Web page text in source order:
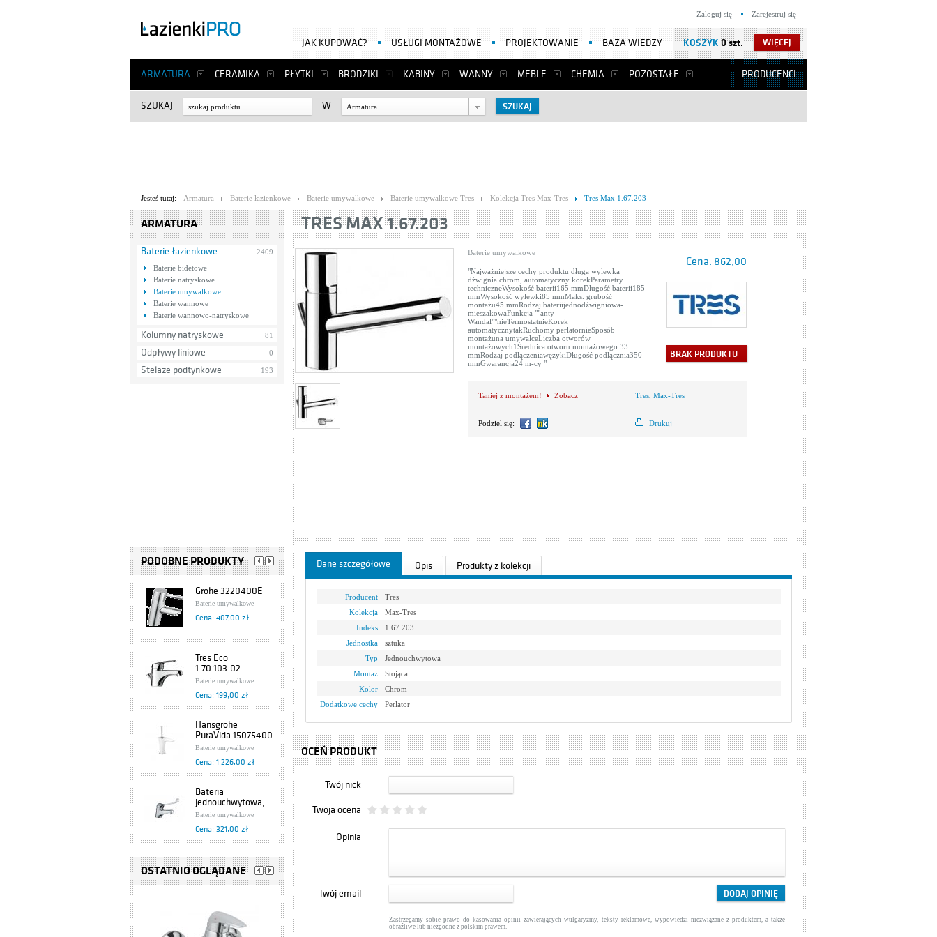
ARMATURA CERAMIKA PŁYTKI BRODZIKI KABINY WANNY MEBLE CHEMIA POZOSTAŁE PRODUCENCI
JAK KUPOWAĆ? USŁUGI MONTAŻOWE PROJEKTOWANIE BAZA WIEDZY WIĘCEJ
KOSZYK0 szt.
Zaloguj się Zarejestruj się
SZUKAJ W Armatura
Jesteś tutaj: Armatura Baterie łazienkowe Baterie umywalkowe Baterie umywalkowe Tres Kolekcja Tres Max-Tres Tres Max 1.67.203
ARMATURA
Baterie łazienkowe
2409
Baterie bidetowe
Baterie natryskowe
Baterie umywalkowe
Baterie wannowe
Baterie wannowo-natryskowe
Kolumny natryskowe 81
Odpływy liniowe 0
Stelaże podtynkowe 193
PODOBNE PRODUKTY
Grohe 3220400E
Baterie umywalkowe
Cena: 407,00 zł
Tres Eco
1.70.103.02
Baterie umywalkowe
Cena: 199,00 zł
Hansgrohe
PuraVida 15075400
Baterie umywalkowe
Cena: 1 226,00 zł
Bateria
jednouchwytowa,
umywalkowa
Specjalne 472-885-
00 Armatura
Kraków
Baterie umywalkowe
Cena: 321,00 zł
Grohe Europlus
33155002
Baterie umywalkowe
Hansgrohe Axor
OSTATNIO OGLĄDANE
TRES MAX 1.67.203
Cena: 862,00
BRAK PRODUKTU
Baterie umywalkowe
"Najważniejsze cechy produktu długa wylewka
dźwignia chrom, automatyczny korekParametry
techniczneWysokość baterii165 mmDługość baterii185
mmWysokość wylewki85 mmMaks. grubość
montażu45 mmRodzaj bateriijednodźwigniowa-
mieszakowaFunkcja ""anty-
Wandal""nieTermostatnieKorek
automatycznytakRuchomy perlatornieSposób
montażuna umywalceLiczba otworów
montażowych1Średnica otworu montażowego 33
mmRodzaj podłączeniawężykiDługość podłącznia350
mmGwarancja24 m-cy "
Tres Max-Tres
Drukuj
Taniej z montażem! Zobacz
Podziel się:
Dane szczegółowe Opis Produkty z kolekcji
Producent
Tres
Kolekcja
Max-Tres
Indeks
1.67.203
Jednostka
sztuka
Typ
Jednouchwytowa
Montaż
Stojąca
Kolor
Chrom
Dodatkowe cechy
Perlator
OCEŃ PRODUKT
Twój nick
Twoja ocena
Opinia
Twój email
Zastrzegamy sobie prawo do kasowania opinii zawierających wulgaryzmy, teksty reklamowe, wypowiedzi niezwiązane z produktem, a także
obraźliwe lub niezgodne z polskim prawem.